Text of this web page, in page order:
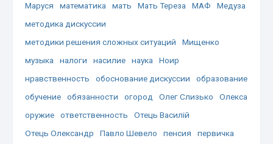
Маруся
математика мать Мать Тереза МАФ
Медуза
методика дискуссии
методики решения сложных ситуаций
Мищенко
музыка
налоги насилие наука
Ноир
нравственность
обоснование дискуссии
образование
обучение
обязанности огород Олег Слизько
Олекса
оружие
ответственность
Отець Василій
Отець Олександр
Павло Шевело пенсия
первичка